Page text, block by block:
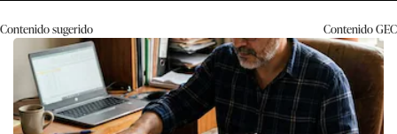
Contenido sugerido ContenidoGEC